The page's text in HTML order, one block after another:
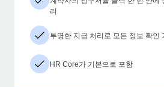
리
투명한 지급 처리로 모든 정보 확인
HR Core가 기본으로 포함